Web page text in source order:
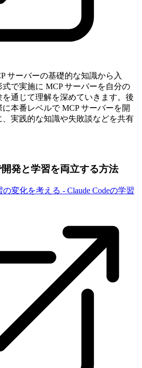
サーバーの基礎的な知識から入
式で実施に MCP サーバーを自分の
通じて理解を深めていきます。後
本番レベルで MCP サーバーを開
実践的な知識や失敗談などを共有
発と学習を両立する方法
変化を考える - Claude Codeの学習